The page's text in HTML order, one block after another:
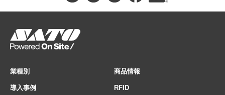
業種別 商品情報
導入事例 RFID